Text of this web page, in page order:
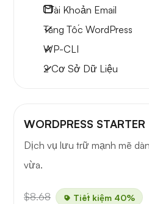
1Tài Khoản Email
Tăng Tốc WordPress
WP-CLI
2 Cơ Sở Dữ Liệu
WORDPRESS STARTER
Dịch vụ lưu trữ mạnh mẽ
vừa.
$8.68 Tiết kiệm 40%